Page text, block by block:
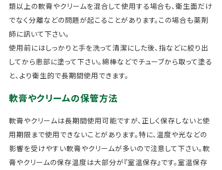
類以上の軟膏やクリームを混合して使用する場合も、衛生面だけ
でなく分離などの問題が起こることがあります。この場合も薬剤
師に訊いて下さい。
使用前にはしっかりと手を洗って清潔にした後、指などに絞り出
してから患部に塗って下さい。綿棒などでチューブから取って塗る
と、より衛生的で長期間使用できます。
軟膏やクリームの保管方法
軟膏やクリームは長期間使用可能ですが、正しく保存しないと使
用期限まで使用できないことがあります。特に、温度や光などの
影響を受けやすい軟膏やクリームが多いので注意して下さい。軟
膏やクリームの保存温度は大部分が『室温保存』です。室温保存